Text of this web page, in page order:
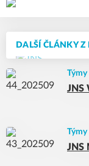
DALŠÍ ČLÁNKY Z
Týmy
JNS
Týmy
JNS